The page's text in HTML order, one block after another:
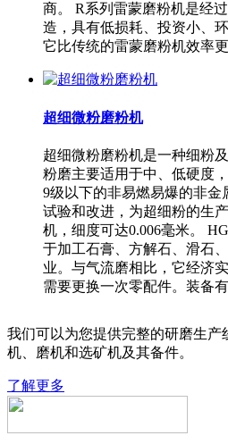
商。 R系列雷蒙磨粉机是经
造，具有低损耗、投资小、
它比传统的雷蒙磨粉机效率更
超细微粉磨粉机
超细微粉磨粉机是一种细粉
粉磨主要适用于中、低硬度
9级以下的非易燃易爆的非金
试验和改进，为超细粉的生
机，细度可达0.006毫米。
于加工石膏、方解石、滑石
业。与气流磨相比，它经济
需要更换一次零配件。装备
我们可以为您提供完整的研磨生
机、磨机和选矿机及其备件。
了解更多